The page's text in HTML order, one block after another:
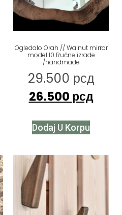
Ogledalo Orah // Walnut mirror
model 10 Ručne izrade
/handmade
29.500 рсд
26.500 рсд
Dodaj U Korpu